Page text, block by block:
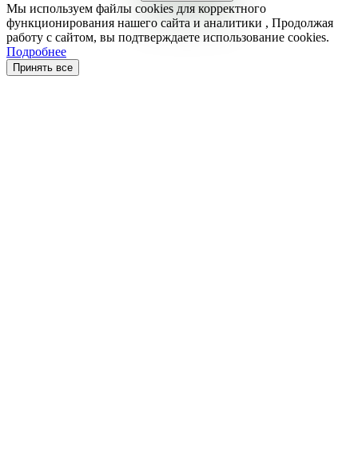
Мы используем файлы cookies для корректного
функционирования нашего сайта и аналитики , Продолжая
работу с сайтом, вы подтверждаете использование cookies.
Подробнее
Принять все